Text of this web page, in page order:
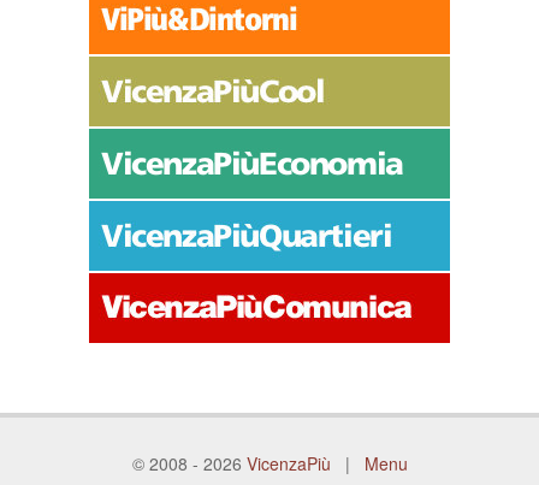
© 2008 - 2026 VicenzaPiù | Menu